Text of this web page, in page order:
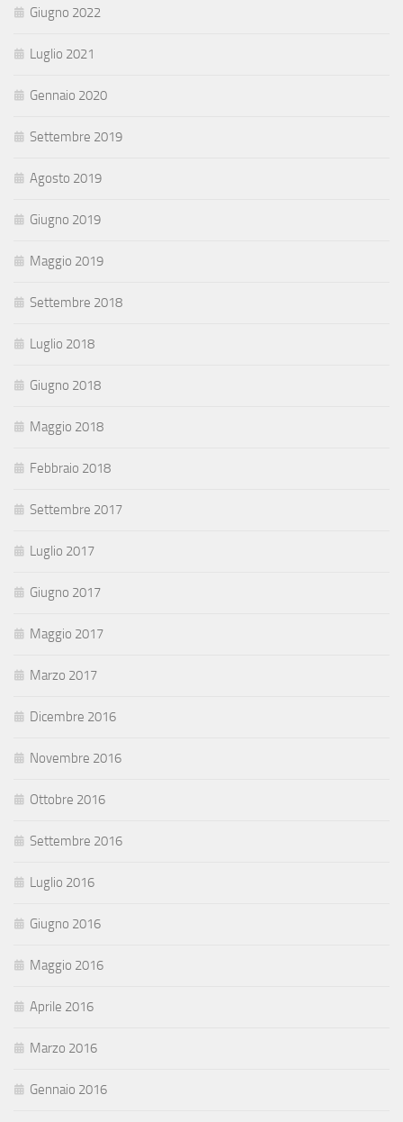
Giugno 2022
Luglio 2021
Gennaio 2020
Settembre 2019
Agosto 2019
Giugno 2019
Maggio 2019
Settembre 2018
Luglio 2018
Giugno 2018
Maggio 2018
Febbraio 2018
Settembre 2017
Luglio 2017
Giugno 2017
Maggio 2017
Marzo 2017
Dicembre 2016
Novembre 2016
Ottobre 2016
Settembre 2016
Luglio 2016
Giugno 2016
Maggio 2016
Aprile 2016
Marzo 2016
Gennaio 2016